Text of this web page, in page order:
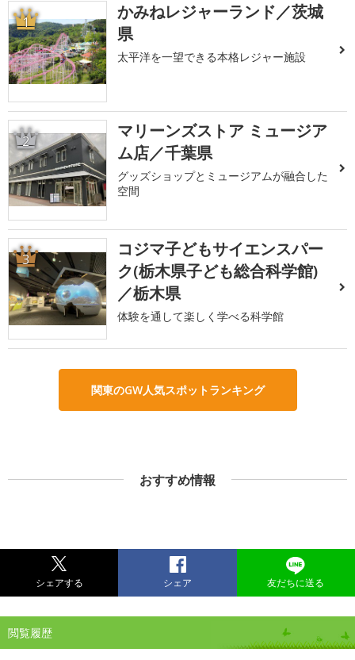
1
かみねレジャーランド／茨城
県
太平洋を一望できる本格レジャー施設
2
マリーンズストア ミュージア
ム店／千葉県
グッズショップとミュージアムが融合した
空間
3
コジマ子どもサイエンスパー
ク(栃木県子ども総合科学館)
／栃木県
体験を通して楽しく学べる科学館
関東のGW人気スポットランキング
おすすめ情報
シェアする シェア 友だちに送る
閲覧履歴